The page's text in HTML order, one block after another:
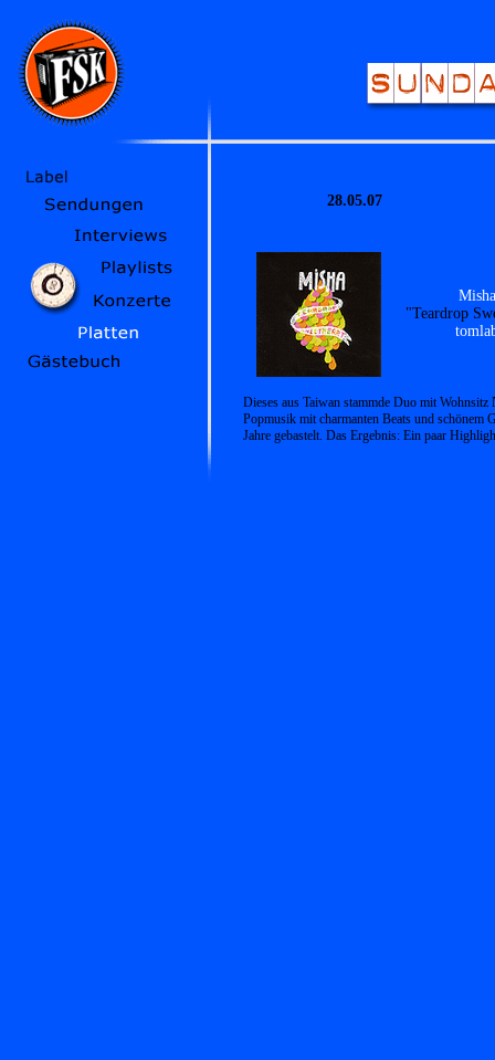
28.05.07
Misha
"Teardrop
Dieses aus Taiwan stammde Duo mit
Popmusik mit charmanten Beats und schönem
Jahre gebastelt. Das Ergebnis: Ein paar